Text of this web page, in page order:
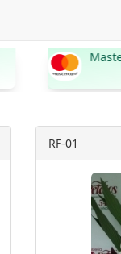
MasterCard
RF-01